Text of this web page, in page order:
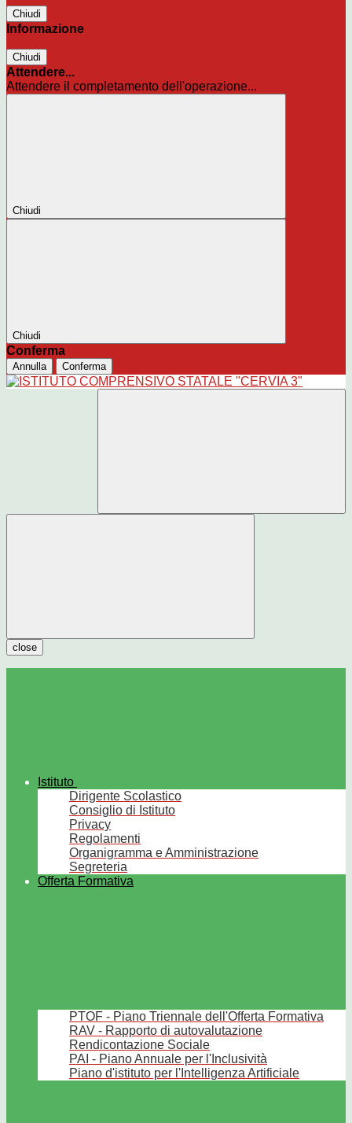
Chiudi
Informazione
Chiudi
Attendere...
Attendere il completamento dell'operazione...
Chiudi
Chiudi
Conferma
Annulla Conferma
close
Istituto
Dirigente Scolastico
Consiglio di Istituto
Privacy
Regolamenti
Organigramma e Amministrazione
Segreteria
Offerta Formativa
PTOF - Piano Triennale dell'Offerta Formativa
RAV - Rapporto di autovalutazione
Rendicontazione Sociale
PAI - Piano Annuale per l'Inclusività
Piano d'istituto per l'Intelligenza Artificiale